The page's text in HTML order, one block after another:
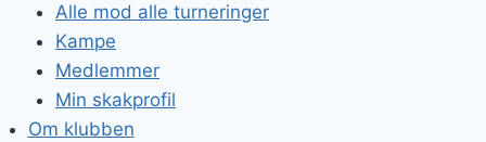
Alle mod alle turneringer
Kampe
Medlemmer
Min skakprofil
Om klubben